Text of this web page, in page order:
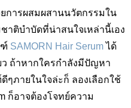
การผสมผสานนวัตกรรมใน
าติบำบัดที่น่าสนใจเหล่านี้เอง
SAMORN Hair Serumได้
ว ถ้าหากใครกำลังมีปัญหา
ๆภายในใจล่ะก็ ลองเลือกใช้
ก็อาจต้องโจทย์ความ